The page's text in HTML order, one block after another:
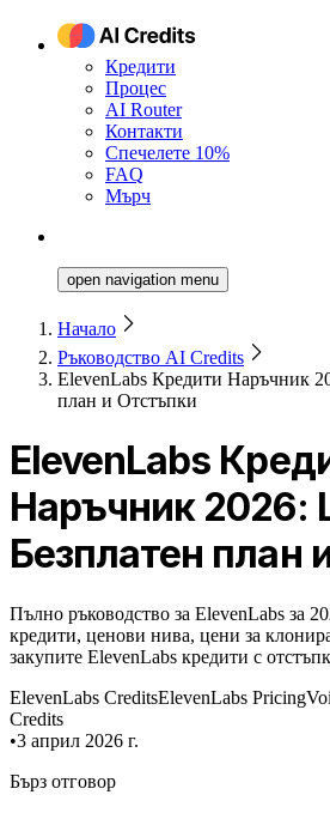
Кредити
Процес
AI Router
Контакти
Спечелете 10%
FAQ
Мърч
open navigation menu
Начало
Ръководство AI Credits
ElevenLabs Кредити Наръчник
план и Отстъпки
ElevenLabs
Наръчник 2026:
Безплатен план
Пълно ръководство за ElevenLabs за
кредити, ценови нива, цени за
закупите ElevenLabs кредити с
ElevenLabs CreditsElevenLabs Pricing
Credits
•3 април 2026 г.
Бърз отговор